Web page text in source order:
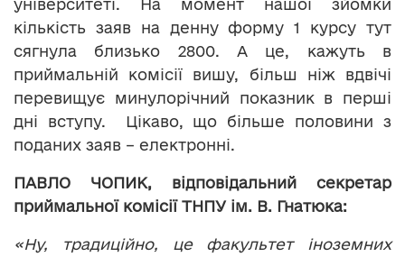
університеті. На момент нашої зйомки
кількість заяв на денну форму 1 курсу тут
сягнула близько 2800. А це, кажуть в
приймальній комісії вишу, більш ніж вдвічі
перевищує минулорічний показник в перші
дні вступу. Цікаво, що більше половини з
поданих заяв – електронні.
ПАВЛО ЧОПИК, відповідальний секретар
приймальної комісії ТНПУ ім. В. Гнатюка:
«Ну, традиційно, це факультет іноземних